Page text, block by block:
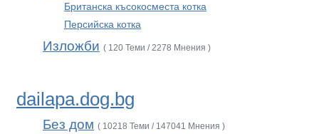
Британска късокосместа котка
Персийска котка
Изложби ( 120 Теми / 2278 Мнения )
dailapa.dog.bg
Без дом ( 10218 Теми / 147041 Мнения )